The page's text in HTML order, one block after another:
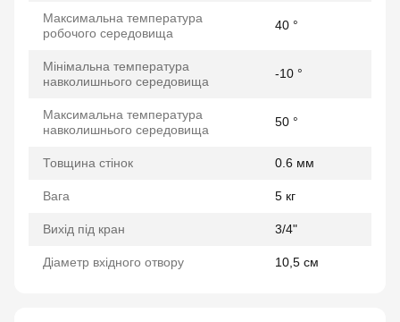
Максимальна температура
робочого середовища
40 °
Мінімальна температура
навколишнього середовища
-10 °
Максимальна температура
навколишнього середовища
50 °
Товщина стінок 0.6 мм
Вага 5 кг
Вихід під кран 3/4"
Діаметр вхідного отвору 10,5 см